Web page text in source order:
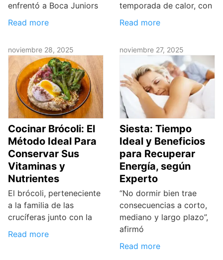
enfrentó a Boca Juniors
Read more
temporada de calor, con
Read more
noviembre 28, 2025
Cocinar Brócoli: El
Método Ideal Para
Conservar Sus
Vitaminas y
Nutrientes
El brócoli, perteneciente
a la familia de las
crucíferas junto con la
Read more
noviembre 27, 2025
Siesta: Tiempo
Ideal y Beneficios
para Recuperar
Energía, según
Experto
“No dormir bien trae
consecuencias a corto,
mediano y largo plazo”,
afirmó
Read more